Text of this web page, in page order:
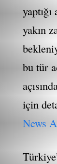
yakın
bu tür
için
News